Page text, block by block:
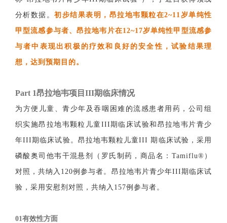
分析数据。初步结果表明，昂拉地韦颗粒在2~11岁单纯性
甲型流感参与者、昂拉地韦片在12~17岁单纯性甲型流感参
与者中表现出积极的疗效和良好的安全性，试验结果理
想，达到预期目的。
Part 1昂拉地韦项目III期临床情况
为方便儿童、青少年及吞咽困难的流感患者用药，公司组
织实施昂拉地韦颗粒儿童III期临床试验和昂拉地韦片青少
年III期临床试验。昂拉地韦颗粒儿童III 期临床试验，采用
磷酸奥司他韦干混悬剂（罗氏制药，商品名：Tamiflu®）
对照，共纳入120例参与者。昂拉地韦片青少年III期临床试
验，采用安慰剂对照，共纳入157例参与者。
01有效性方面